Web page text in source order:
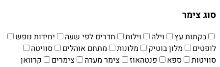
סוג צימר
בקתות עץ וילה וילות חדרים לפי שעה
יחידות נופש
לופטים
מלון בוטיק מלונות מתחם אוהלים
סוויטה
סוויטות
ספא פנטהאוז צימר מערה צימרים קרוואן